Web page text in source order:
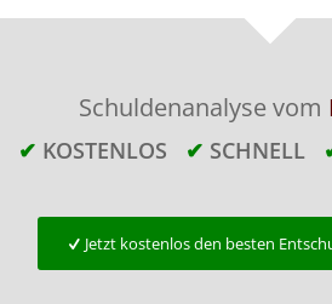
Schuldenanalyse vom
✔ KOSTENLOS ✔ SCHNELL
Jetzt kostenlos den besten